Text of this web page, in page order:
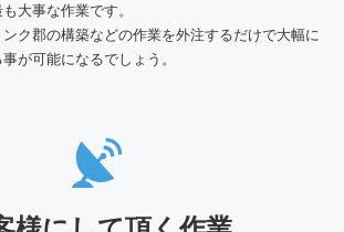
大事な作業です。
ク郡の構築などの作業を外注するだけで大幅に
が可能になるでしょう。